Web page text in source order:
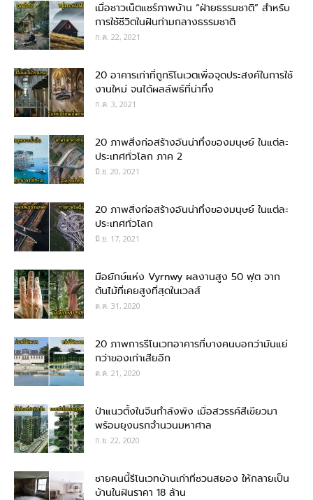
เมื่อชาวเน็ตแชร์ภาพบ้าน “ฝ่ายธรรมชาติ” สำหรับ
การใช้ชีวิตในฝันท่ามกลางธรรมชาติ
ก.ค. 22, 2021
20 อาคารเก่าที่ถูกรีโนเวตเพื่อจุดประสงค์ในการใช้
งานใหม่ จนได้ผลลัพธ์ที่น่าทึ่ง
ก.ค. 3, 2021
20 ภาพสิ่งก่อสร้างอันน่าทึ่งของมนุษย์ ในแต่ละ
ประเทศทั่วโลก ภาค 2
มิ.ย. 20, 2021
20 ภาพสิ่งก่อสร้างอันน่าทึ่งของมนุษย์ ในแต่ละ
ประเทศทั่วโลก
มิ.ย. 17, 2021
มือยักษ์แห่ง Vyrnwy ผลงานสูง 50 ฟุต จาก
ต้นไม้ที่เคยสูงที่สุดในเวลส์
ต.ค. 31, 2020
20 ภาพการรีโนเวทอาคารที่บางคนบอกว่ามันแย่
กว่าของเก่าเสียอีก
ต.ค. 21, 2020
ป่าแนวตั้งในจีนกำลังพัง เมื่อสวรรค์สีเขียวมา
พร้อมยุงนรกจำนวนมหาศาล
ก.ย. 22, 2020
ชายคนนี้รีโนเวทบ้านเก่าที่ชวนสยอง ให้กลายเป็น
บ้านในฝันราคา 18 ล้าน